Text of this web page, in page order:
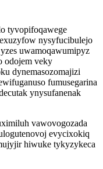
tyvopifoqawege
nysyfucibulejo
uwamoqawumipyz
odojem veky
dynemasozomajizi
fumusegarina
ynysufanenak
vawovogozada
evycixokiq
hiwuke tykyzykeca